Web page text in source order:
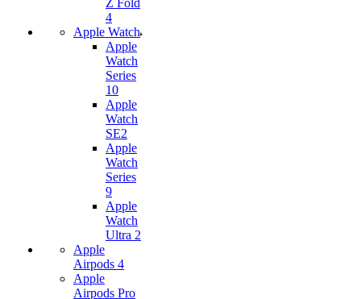
Z Fold
4
Apple Watch
Apple
Watch
Series
10
Apple
Watch
SE2
Apple
Watch
Series
9
Apple
Watch
Ultra 2
Apple
Airpods 4
Apple
Airpods Pro